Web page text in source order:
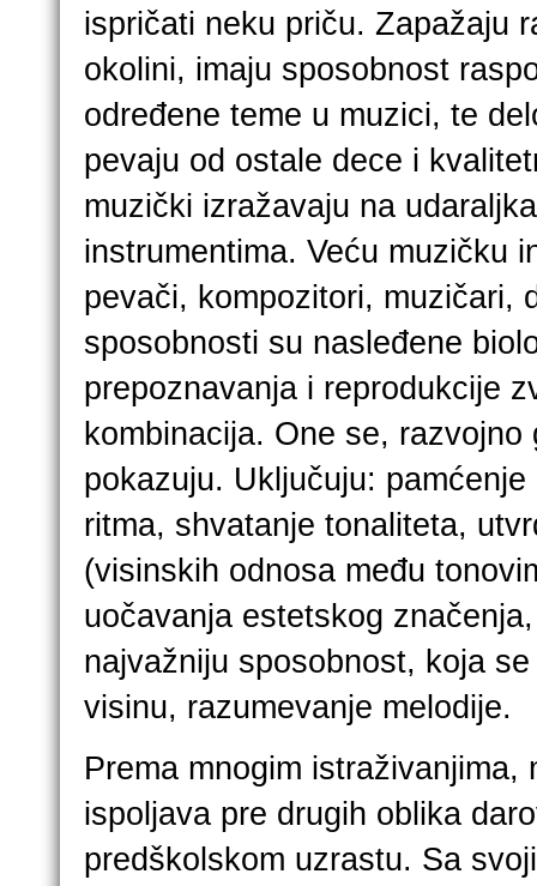
ispričati neku priču. Zapažaju
okolini, imaju sposobnost
određene teme u muzici, te
pevaju od ostale dece i
muzički izražavaju na
instrumentima. Veću muzičku
pevači, kompozitori, muzičari,
sposobnosti su nasleđene
prepoznavanja i reprodukcije
kombinacija. One se, razvojno
pokazuju. Uključuju:
ritma, shvatanje tonaliteta,
(visinskih odnosa među
uočavanja estetskog
najvažniju sposobnost, koja
visinu, razumevanje melodije.
Prema mnogim istraživanjima,
ispoljava pre drugih oblika
predškolskom uzrastu. Sa